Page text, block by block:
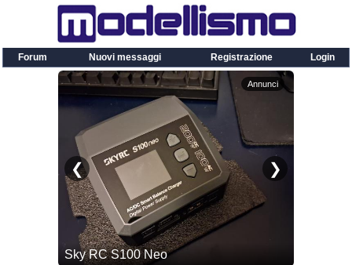
Forum Nuovi messaggi Registrazione Login